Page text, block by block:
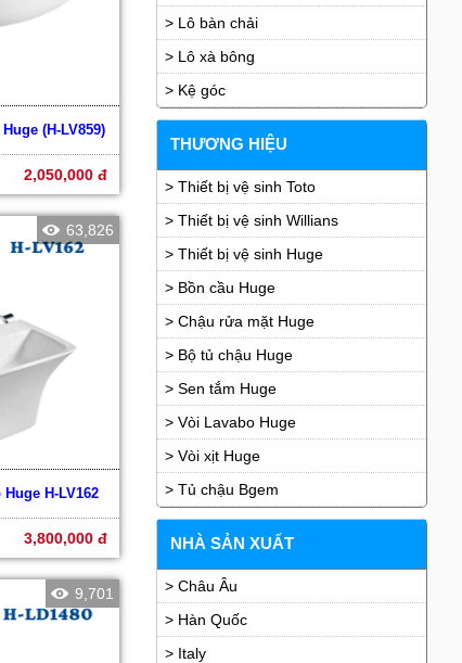
(H-LV859)
2,050,000 đ
63,826
H-LV162
3,800,000 đ
9,701
> Lô bàn chải
> Lô xà bông
> Kệ góc
THƯƠNG HIỆU
> Thiết bị vệ sinh Toto
> Thiết bị vệ sinh Willians
> Thiết bị vệ sinh Huge
> Bồn cầu Huge
> Chậu rửa mặt Huge
> Bộ tủ chậu Huge
> Sen tắm Huge
> Vòi Lavabo Huge
> Vòi xịt Huge
> Tủ chậu Bgem
NHÀ SẢN XUẤT
> Châu Âu
> Hàn Quốc
> Italy